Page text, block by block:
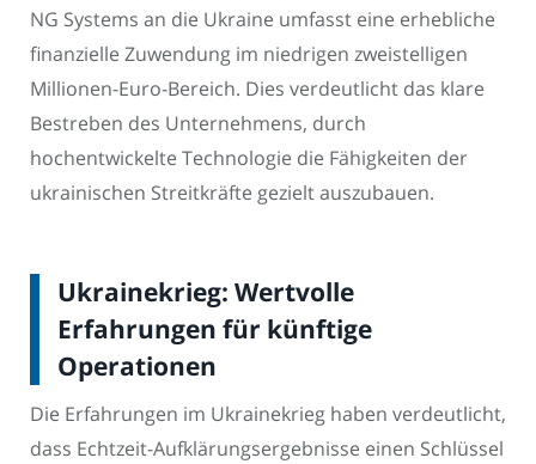
NG Systems an die Ukraine umfasst eine erhebliche
finanzielle Zuwendung im niedrigen zweistelligen
Millionen-Euro-Bereich. Dies verdeutlicht das klare
Bestreben des Unternehmens, durch
hochentwickelte Technologie die Fähigkeiten der
ukrainischen Streitkräfte gezielt auszubauen.
Ukrainekrieg: Wertvolle
Erfahrungen für künftige
Operationen
Die Erfahrungen im Ukrainekrieg haben verdeutlicht,
dass Echtzeit-Aufklärungsergebnisse einen Schlüssel